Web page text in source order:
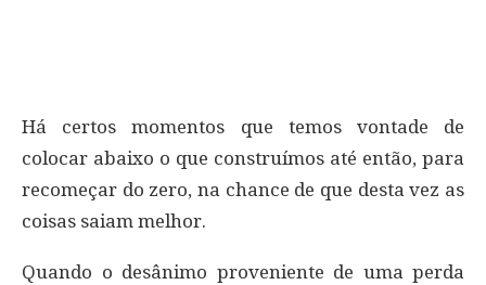
Há certos momentos que temos vontade de
colocar abaixo o que construímos até então, para
recomeçar do zero, na chance de que desta vez as
coisas saiam melhor.
Quando o desânimo proveniente de uma perda